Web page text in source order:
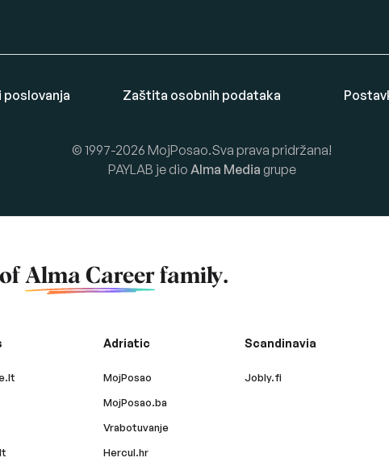
poslovanja Zaštita osobnih podataka
© 1997-2026 MojPosao.Sva prava pridržana!
PAYLAB je dio Alma Media grupe
Alma Careerfamily.
Adriatic
MojPosao
MojPosao.ba
Vrabotuvanje
Hercul.hr
Scandinavia
Jobly.fi